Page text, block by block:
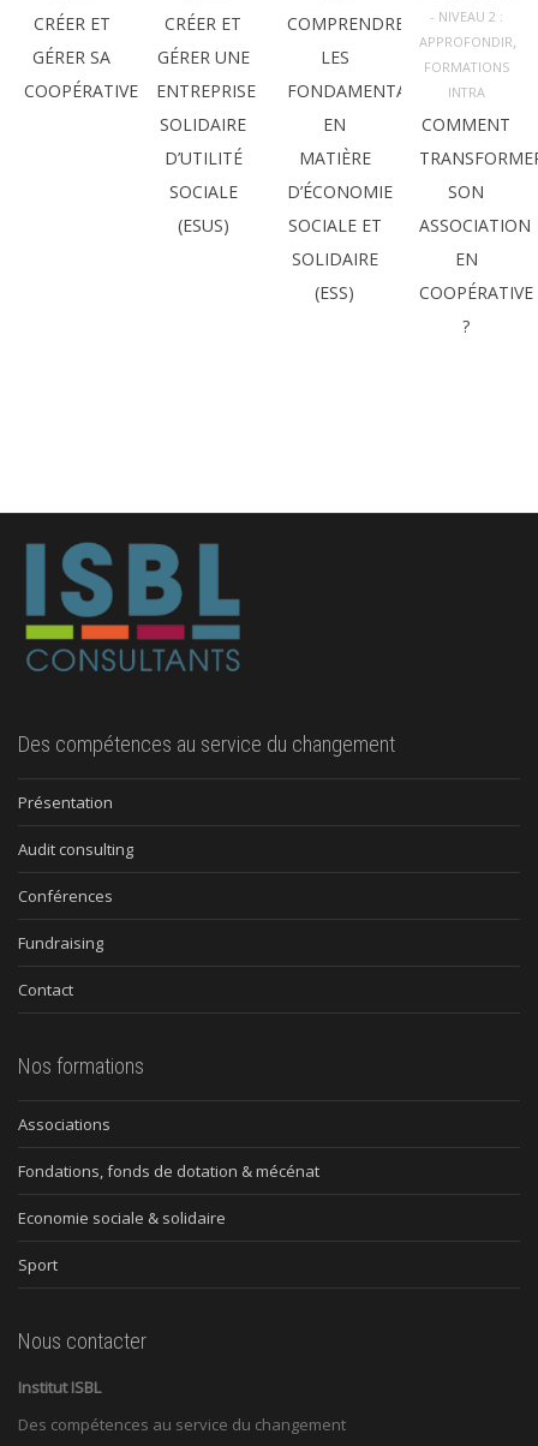
CRÉER ET
GÉRER SA
COOPÉRATIVE
CRÉER ET
GÉRER UNE
ENTREPRISE
SOLIDAIRE
D’UTILITÉ
SOCIALE
(ESUS)
COMPRENDRE
LES
FONDAMENTAUX
EN
MATIÈRE
D’ÉCONOMIE
SOCIALE ET
SOLIDAIRE
(ESS)
- NIVEAU 2 :
APPROFONDIR
FORMATIONS
INTRA
COMMENT
SON
ASSOCIATION
EN
COOPÉRATIVE
?
Des compétences au service du changement
Présentation
Audit consulting
Conférences
Fundraising
Contact
Nos formations
Associations
Fondations, fonds de dotation & mécénat
Economie sociale & solidaire
Sport
Nous contacter
Institut ISBL
Des compétences au service du changement